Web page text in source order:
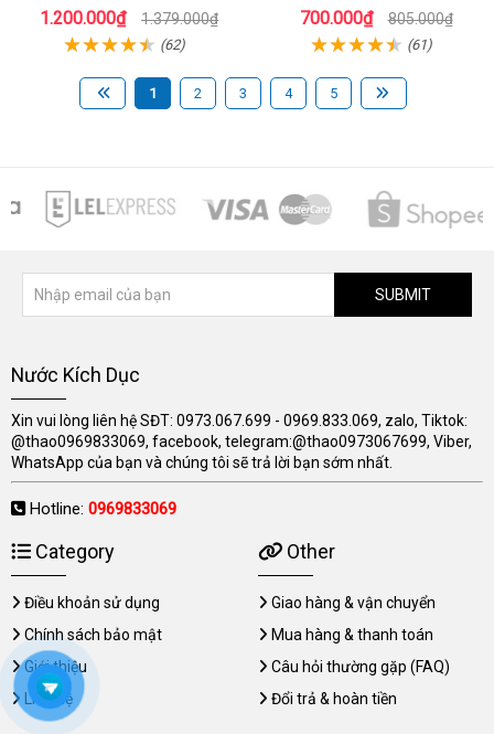
1.200.000₫ 1.379.000₫
(62)
700.000₫ 805.000₫
(61)
1 2 3 4 5
SUBMIT
Nước Kích Dục
Xin vui lòng liên hệ SĐT: 0973.067.699 - 0969.833.069, zalo, Tiktok:
@thao0969833069, facebook, telegram:@thao0973067699, Viber,
WhatsApp của bạn và chúng tôi sẽ trả lời bạn sớm nhất.
Hotline: 0969833069
Category
Điều khoản sử dụng
Chính sách bảo mật
Giới thiệu
Liên hệ
Other
Giao hàng & vận chuyển
Mua hàng & thanh toán
Câu hỏi thường gặp (FAQ)
Đổi trả & hoàn tiền